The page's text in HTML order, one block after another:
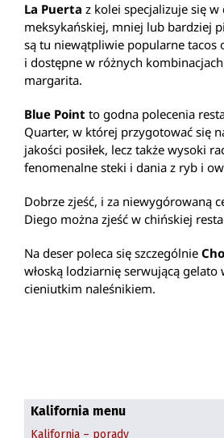
La Puerta z kolei specjalizuje się
meksykańskiej, mniej lub bardziej
są tu niewątpliwie popularne tacos
i dostępne w różnych
margarita.
Blue Point to godna polecenia
Quarter, w której przygotować się
jakości posiłek, lecz także wysoki
fenomenalne steki i dania z ryb i
Dobrze zjeść, i za niewygórowaną
Diego można zjeść w chińskiej
Na deser poleca się szczególnie
włoską lodziarnię serwującą gelato
cieniutkim naleśnikiem.
Kalifornia menu
Kalifornia – porady
Highway 1 z San Francisco do Los
Hollywood sign
Downtown Los Angeles